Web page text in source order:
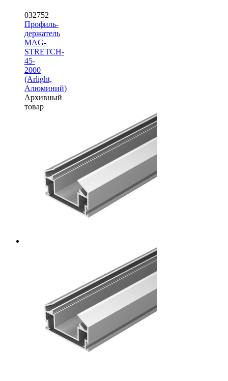
032752
Профиль-
держатель
MAG-
STRETCH-
45-
2000
(Arlight,
Алюминий)
Архивный
товар